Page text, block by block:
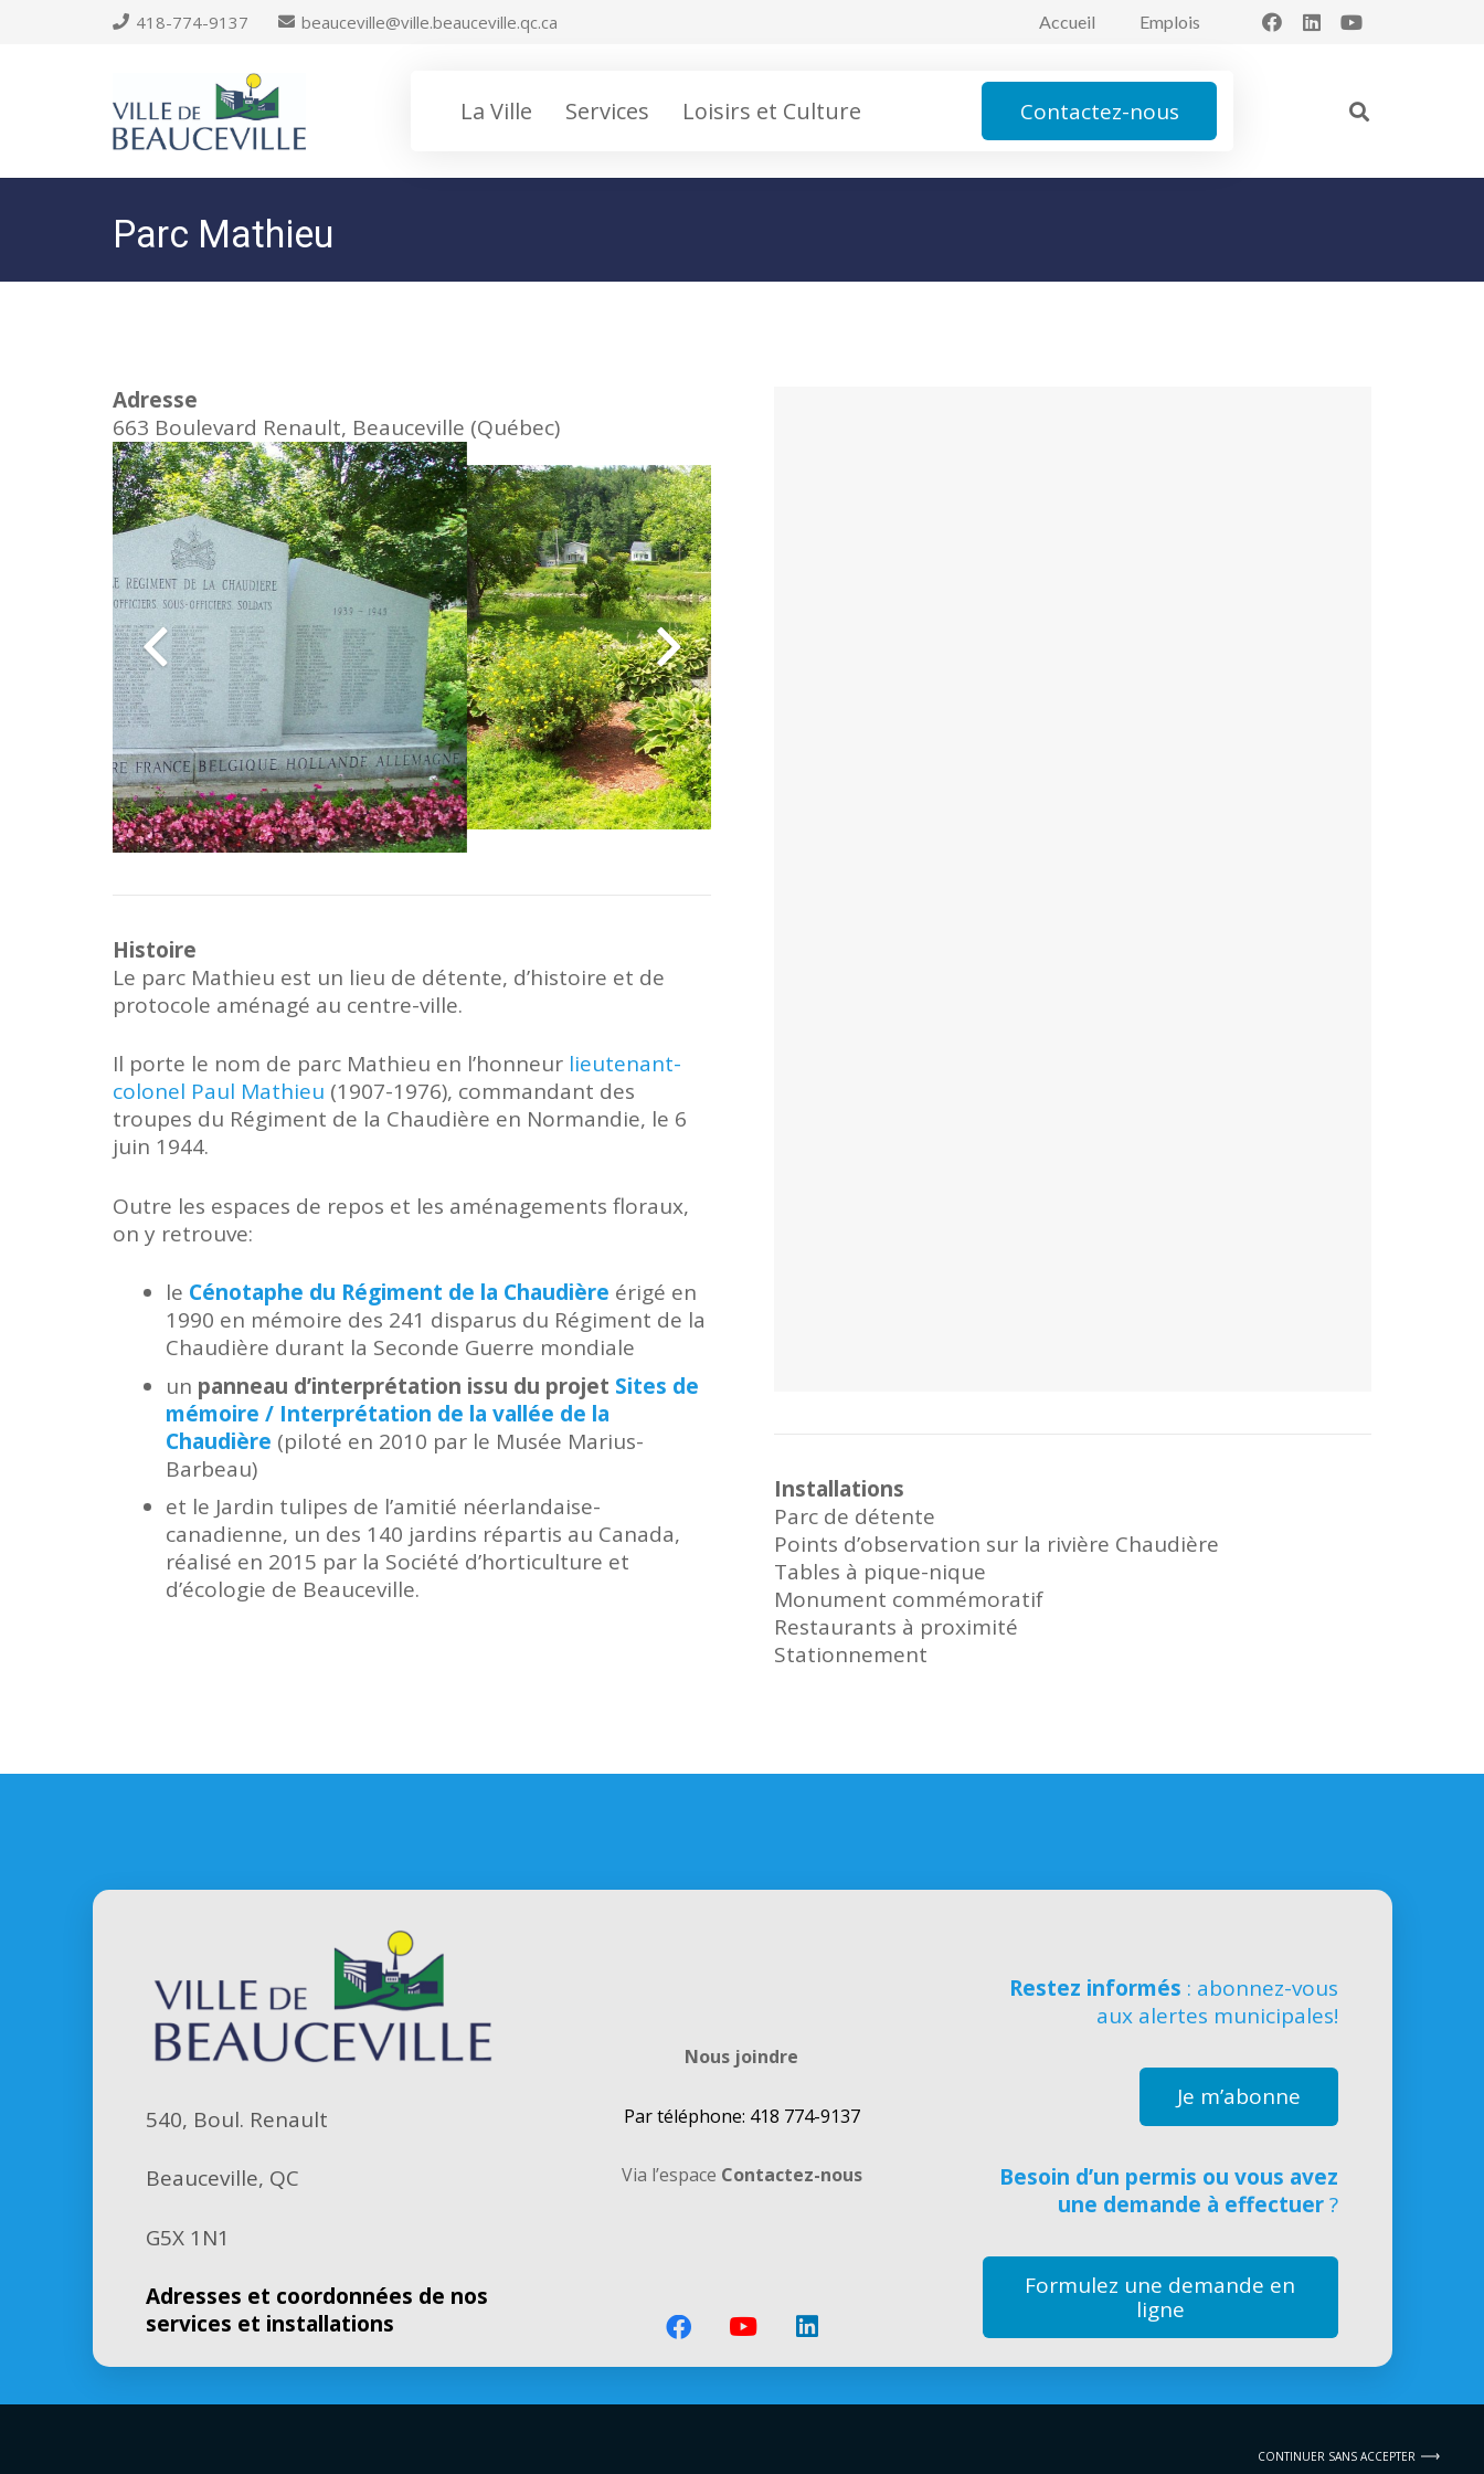
CONTINUER SANS ACCEPTER
418-774-9137 beauceville@ville.beauceville.qc.ca Accueil Emplois
La Ville Services Loisirs et Culture Contactez-nous
Parc Mathieu
Adresse
663 Boulevard Renault, Beauceville (Québec)
Histoire
Le parc Mathieu est un lieu de détente, d’histoire et de
protocole aménagé au centre-ville.
Il porte le nom de parc Mathieu en l’honneur lieutenant-
colonel Paul Mathieu (1907-1976), commandant des
troupes du Régiment de la Chaudière en Normandie, le 6
juin 1944.
Outre les espaces de repos et les aménagements floraux,
on y retrouve:
le Cénotaphe du Régiment de la Chaudière érigé en
1990 en mémoire des 241 disparus du Régiment de la
Chaudière durant la Seconde Guerre mondiale
un panneau d’interprétation issu du projet Sites de
mémoire / Interprétation de la vallée de la
Chaudière (piloté en 2010 par le Musée Marius-
Barbeau)
et le Jardin tulipes de l’amitié néerlandaise-
canadienne, un des 140 jardins répartis au Canada,
réalisé en 2015 par la Société d’horticulture et
d’écologie de Beauceville.
Installations
Parc de détente
Points d’observation sur la rivière Chaudière
Tables à pique-nique
Monument commémoratif
Restaurants à proximité
Stationnement
540, Boul. Renault
Beauceville, QC
G5X 1N1
Adresses et coordonnées de nos
services et installations
Nous joindre
Par téléphone: 418 774-9137
Via l’espace Contactez-nous
Restez informés : abonnez-vous
aux alertes municipales!
Je m’abonne
Besoin d’un permis ou vous avez
une demande à effectuer?
Formulez une demande en
ligne